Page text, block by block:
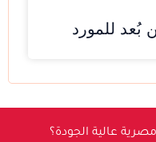
للمورد
عالية الجودة؟